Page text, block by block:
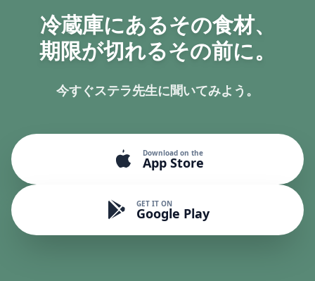
冷蔵庫にあるその食材、
期限が切れるその前に。
今すぐステラ先生に聞いてみよう。
Download on the
App Store
GET IT ON
Google Play